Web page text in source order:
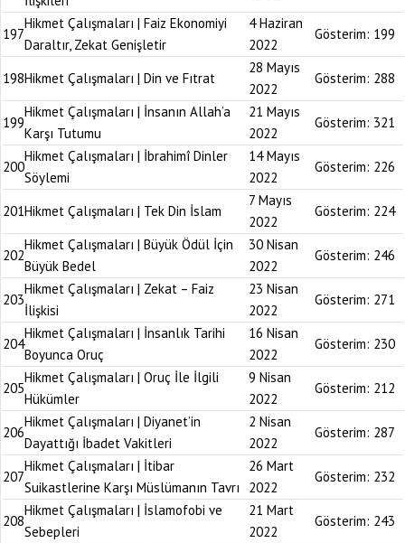
197
Hikmet Çalışmaları | Faiz Ekonomiyi
Daraltır, Zekat Genişletir
4 Haziran
2022
Gösterim: 199
198Hikmet Çalışmaları | Din ve Fıtrat
28 Mayıs
2022
Gösterim: 288
199
Hikmet Çalışmaları | İnsanın Allah’a
Karşı Tutumu
21 Mayıs
2022
Gösterim: 321
200
Hikmet Çalışmaları | İbrahimî Dinler
Söylemi
14 Mayıs
2022
Gösterim: 226
201Hikmet Çalışmaları | Tek Din İslam
7 Mayıs
2022
Gösterim: 224
202
Hikmet Çalışmaları | Büyük Ödül İçin
Büyük Bedel
30 Nisan
2022
Gösterim: 246
203
Hikmet Çalışmaları | Zekat – Faiz
İlişkisi
23 Nisan
2022
Gösterim: 271
204
Hikmet Çalışmaları | İnsanlık Tarihi
Boyunca Oruç
16 Nisan
2022
Gösterim: 230
205
Hikmet Çalışmaları | Oruç İle İlgili
Hükümler
9 Nisan
2022
Gösterim: 212
206
Hikmet Çalışmaları | Diyanet’in
Dayattığı İbadet Vakitleri
2 Nisan
2022
Gösterim: 287
207
Hikmet Çalışmaları | İtibar
Suikastlerine Karşı Müslümanın Tavrı
26 Mart
2022
Gösterim: 232
208
Hikmet Çalışmaları | İslamofobi ve
Sebepleri
21 Mart
2022
Gösterim: 243